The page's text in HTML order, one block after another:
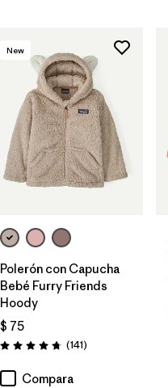
New
Polerón con Capucha
Bebé Furry Friends
Hoody
$ 75
Valoración: 4.7 / 5
(141Comentarios
)
Compara